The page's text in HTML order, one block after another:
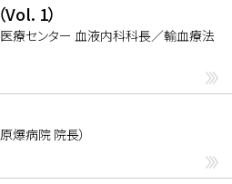
1）
療センター 血液内科科長／輸血療法
爆病院 院長）